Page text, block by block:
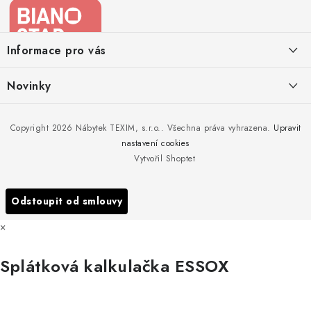
aInformace pro vás
Doprava nábytku k Vám
Reklamace
Nákup na splátky ESSOX
Novinky
to!
Nakupujte zahradní nábytek i v zimě
Podzimní očista a úklid zahradního nábytku
Vytvořil Shoptet
Copyright 2026 Nábytek TEXIM, s.r.o.. Všechna práva vyhrazena. Upravit
nastavení cookies
Odstoupit od smlouvy
×
Splátková kalkulačka ESSOX